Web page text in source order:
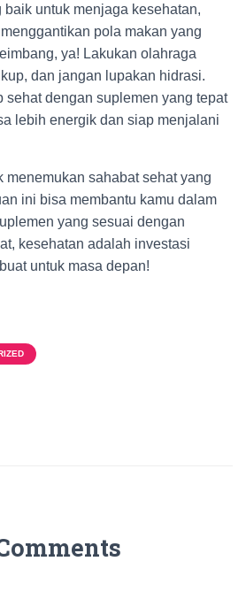
untuk menjaga kesehatan,
pola makan yang
ya! Lakukan olahraga
dan jangan lupakan hidrasi.
sehat dengan suplemen yang tepat
lebih energik dan siap menjalani
menemukan sahabat sehat yang
ini bisa membantu kamu dalam
yang sesuai dengan
kesehatan adalah investasi
untuk masa depan!